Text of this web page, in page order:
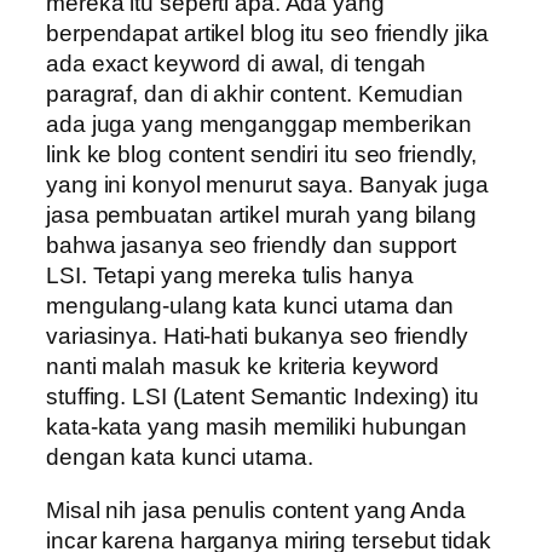
berpendapat artikel blog itu seo friendly jika
ada exact keyword di awal, di tengah
paragraf, dan di akhir content. Kemudian
ada juga yang menganggap memberikan
link ke blog content sendiri itu seo friendly,
yang ini konyol menurut saya. Banyak juga
jasa pembuatan artikel murah yang bilang
bahwa jasanya seo friendly dan support
LSI. Tetapi yang mereka tulis hanya
mengulang-ulang kata kunci utama dan
variasinya. Hati-hati bukanya seo friendly
nanti malah masuk ke kriteria keyword
stuffing. LSI (Latent Semantic Indexing) itu
kata-kata yang masih memiliki hubungan
dengan kata kunci utama.
Misal nih jasa penulis content yang Anda
incar karena harganya miring tersebut tidak